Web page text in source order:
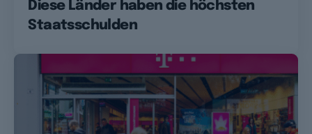
Diese Länder haben die höchsten
Staatsschulden